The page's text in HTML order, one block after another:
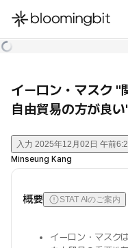
한국어
イーロン・マスク "
自由貿易の方が良
入力 2025年12月02日 午前
Minseung Kang
概要 STAT AIのご案内
イーロン・マスク